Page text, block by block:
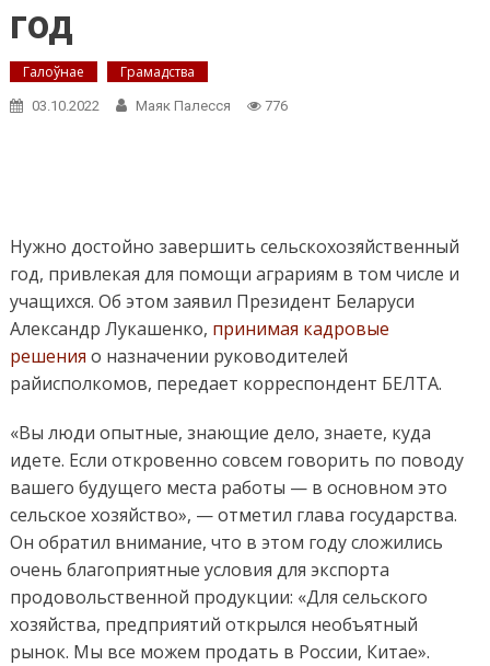
год
Галоўнае Грамадства
03.10.2022 Маяк Палесся 776
Нужно достойно завершить сельскохозяйственный
год, привлекая для помощи аграриям в том числе и
учащихся. Об этом заявил Президент Беларуси
Александр Лукашенко, принимая кадровые
решения о назначении руководителей
райисполкомов, передает корреспондент БЕЛТА.
«Вы люди опытные, знающие дело, знаете, куда
идете. Если откровенно совсем говорить по поводу
вашего будущего места работы — в основном это
сельское хозяйство», — отметил глава государства.
Он обратил внимание, что в этом году сложились
очень благоприятные условия для экспорта
продовольственной продукции: «Для сельского
хозяйства, предприятий открылся необъятный
рынок. Мы все можем продать в России, Китае».